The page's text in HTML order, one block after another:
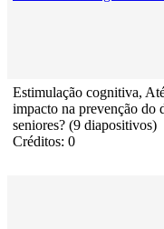
Estimulação cognitiva,
impacto na prevenção do
seniores? (9 diapositivos)
Créditos: 0